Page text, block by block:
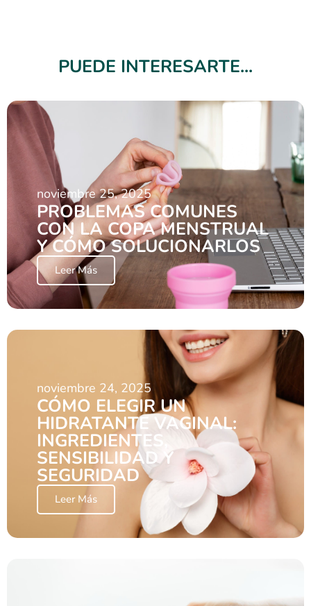
PUEDE INTERESARTE...
noviembre 25, 2025
PROBLEMAS COMUNES
CON LA COPA MENSTRUAL
Y CÓMO SOLUCIONARLOS
Leer Más
noviembre 24, 2025
CÓMO ELEGIR UN
HIDRATANTE VAGINAL:
INGREDIENTES,
SENSIBILIDAD Y
SEGURIDAD
Leer Más